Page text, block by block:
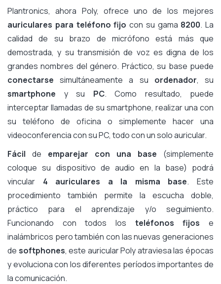
Plantronics, ahora Poly, ofrece uno de los mejores
auriculares para teléfono fijo con su gama 8200. La
calidad de su brazo de micrófono está más que
demostrada, y su transmisión de voz es digna de los
grandes nombres del género. Práctico, su base puede
conectarse simultáneamente a su ordenador, su
smartphone y su PC. Como resultado, puede
interceptar llamadas de su smartphone, realizar una con
su teléfono de oficina o simplemente hacer una
videoconferencia con su PC, todo con un solo auricular.
Fácil de emparejar con una base (simplemente
coloque su dispositivo de audio en la base) podrá
vincular 4 auriculares a la misma base. Este
procedimiento también permite la escucha doble,
práctico para el aprendizaje y/o seguimiento.
Funcionando con todos los teléfonos fijos e
inalámbricos pero también con las nuevas generaciones
de softphones, este auricular Poly atraviesa las épocas
y evoluciona con los diferentes períodos importantes de
la comunicación.